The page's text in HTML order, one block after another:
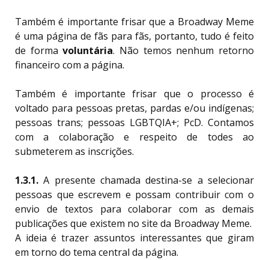
Também é importante frisar que a Broadway Meme
é uma página de fãs para fãs, portanto, tudo é feito
de formavoluntária. Não temos nenhum retorno
financeiro com a página.
Também é importante frisar que o processo é
voltado para pessoas pretas, pardas e/ou indígenas;
pessoas trans; pessoas LGBTQIA+; PcD. Contamos
com a colaboração e respeito de todes ao
submeterem as inscrições.
1.3.1. A presente chamada destina-se a selecionar
pessoas que escrevem e possam contribuir com o
envio de textos para colaborar com as demais
publicações que existem no site da Broadway Meme.
A ideia é trazer assuntos interessantes que giram
em torno do tema central da página.